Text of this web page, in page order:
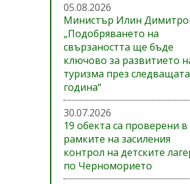
05.08.2026
Министър Илин
„Подобряването на
свързаността ще бъде
ключово за развитието
туризма през следващата
година“
30.07.2026
19 обекта са проверени в
рамките на засиления
контрол на детските
по Черноморието